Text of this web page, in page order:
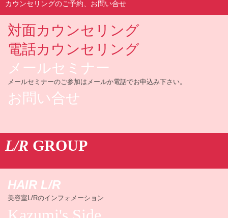
カウンセリングのご予約、お問い合せ
対面カウンセリング
電話カウンセリング
メールセミナー
メールセミナーのご参加はメールか電話でお申込み下さい。
お問い合せ
L/R GROUP
HAIR L/R
美容室L/Rのインフォメーション